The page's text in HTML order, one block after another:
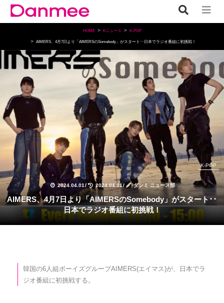
HOME Kニュース K-POP
AIMERS、4月7日より「AIMERSのSomebody」がスタート･･日本でラジオ番組に初挑戦！
2024.04.01 / 2024.04.01/ ダンミ ニュース部
K-POP
AIMERS、4月7日より「AIMERSのSomebody」がスタート･･
日本でラジオ番組に初挑戦！
韓国の6人組ボーイズグループAIMERS(エイマス)が、日本でラ
ジオ番組に初挑戦する。